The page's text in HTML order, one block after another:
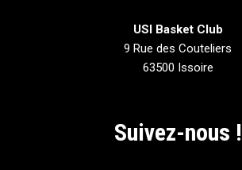
USI Basket Club
9 Rue des Couteliers
63500 Issoire
Suivez-nous !